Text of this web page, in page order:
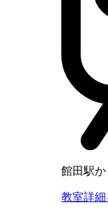
館田駅か
教室詳細